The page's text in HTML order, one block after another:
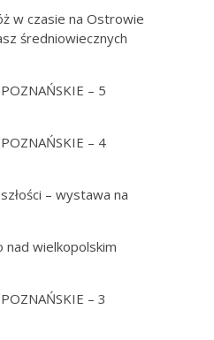
w czasie na Ostrowie
średniowiecznych
– 5
– 4
– wystawa na
nad wielkopolskim
– 3